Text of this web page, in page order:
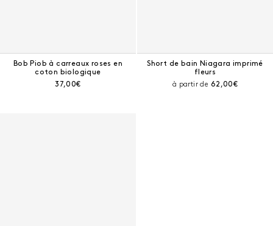
Bob Piob à carreaux roses en
coton biologique
Prix courant :
37,00€
Short de bain Niagara imprimé
fleurs
à partir de Prix courant :
62,00€